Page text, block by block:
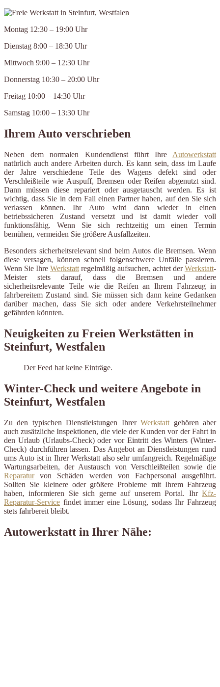
Montag 12:30 – 19:00 Uhr
Dienstag 8:00 – 18:30 Uhr
Mittwoch 9:00 – 12:30 Uhr
Donnerstag 10:30 – 20:00 Uhr
Freitag 10:00 – 14:30 Uhr
Samstag 10:00 – 13:30 Uhr
Ihrem Auto verschrieben
Neben dem normalen Kundendienst führt Ihre Autowerkstatt
natürlich auch andere Arbeiten durch. Es kann sein, dass im Laufe
der Jahre verschiedene Teile des Wagens defekt sind oder
Verschleißteile wie Auspuff, Bremsen oder Reifen abgenutzt sind.
Dann müssen diese repariert oder ausgetauscht werden. Es ist
wichtig, dass Sie in dem Fall einen Partner haben, auf den Sie sich
verlassen können. Ihr Auto wird dann wieder in einen
betriebssicheren Zustand versetzt und ist damit wieder voll
funktionsfähig. Wenn Sie sich rechtzeitig um einen Termin
bemühen, vermeiden Sie größere Ausfallzeiten.
Besonders sicherheitsrelevant sind beim Autos die Bremsen. Wenn
diese versagen, können schnell folgenschwere Unfälle passieren.
Wenn Sie Ihre Werkstatt regelmäßig aufsuchen, achtet derWerkstatt-
Meister stets darauf, dass die Bremsen und andere
sicherheitsrelevante Teile wie die Reifen an Ihrem Fahrzeug in
fahrbereitem Zustand sind. Sie müssen sich dann keine Gedanken
darüber machen, dass Sie sich oder andere Verkehrsteilnehmer
gefährden könnten.
Neuigkeiten zu Freien Werkstätten in
Steinfurt, Westfalen
Der Feed hat keine Einträge.
Winter-Check und weitere Angebote in
Steinfurt, Westfalen
Zu den typischen Dienstleistungen IhrerWerkstatt gehören aber
auch zusätzliche Inspektionen, die viele der Kunden vor der Fahrt in
den Urlaub (Urlaubs-Check) oder vor Eintritt des Winters (Winter-
Check) durchführen lassen. Das Angebot an Dienstleistungen rund
ums Auto ist in Ihrer Werkstatt also sehr umfangreich. Regelmäßige
Wartungsarbeiten, der Austausch von Verschleißteilen sowie die
Reparaturvon Schäden werden von Fachpersonal ausgeführt.
Sollten Sie kleinere oder größere Probleme mit Ihrem Fahrzeug
haben, informieren Sie sich gerne auf unserem Portal. Ihr Kfz-
Reparatur-Service findet immer eine Lösung, sodass Ihr Fahrzeug
stets fahrbereit bleibt.
Autowerkstatt in Ihrer Nähe: